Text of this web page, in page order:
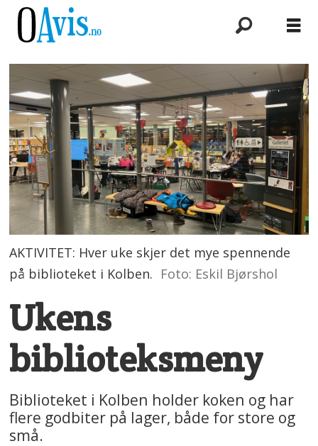
AKTIVITET: Hver uke skjer det mye spennende
på biblioteket i Kolben. Foto: Eskil Bjørshol
Ukens
biblioteksmeny
Biblioteket i Kolben holder koken og har
flere godbiter på lager, både for store og
små.